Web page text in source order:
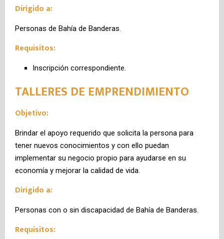
Dirigido a:
Personas de Bahía de Banderas.
Requisitos:
Inscripción correspondiente.
TALLERES DE EMPRENDIMIENTO
Objetivo:
Brindar el apoyo requerido que solicita la persona para
tener nuevos conocimientos y con ello puedan
implementar su negocio propio para ayudarse en su
economía y mejorar la calidad de vida.
Dirigido a:
Personas con o sin discapacidad de Bahía de Banderas.
Requisitos: